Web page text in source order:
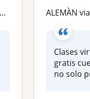
ALEMÀN via Zoom con Profe
Clases
gratis
no solo